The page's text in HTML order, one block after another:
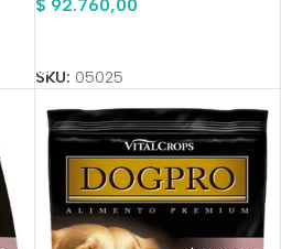
$ 92.760,00
SKU: 05025